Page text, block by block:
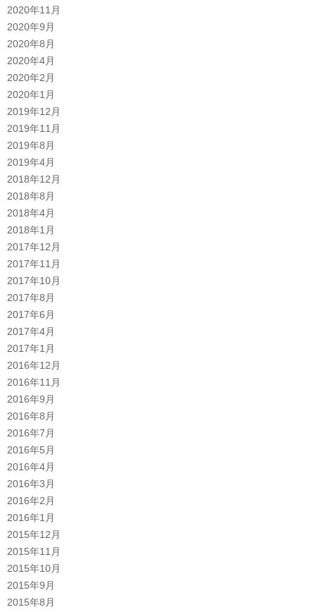
2020年11月
2020年9月
2020年8月
2020年4月
2020年2月
2020年1月
2019年12月
2019年11月
2019年8月
2019年4月
2018年12月
2018年8月
2018年4月
2018年1月
2017年12月
2017年11月
2017年10月
2017年8月
2017年6月
2017年4月
2017年1月
2016年12月
2016年11月
2016年9月
2016年8月
2016年7月
2016年5月
2016年4月
2016年3月
2016年2月
2016年1月
2015年12月
2015年11月
2015年10月
2015年9月
2015年8月